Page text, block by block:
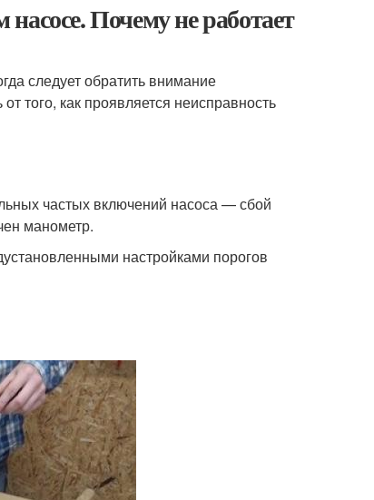
Почему не работает
следует обратить внимание
того, как проявляется неисправность
частых включений насоса — сбой
манометр.
настройками порогов